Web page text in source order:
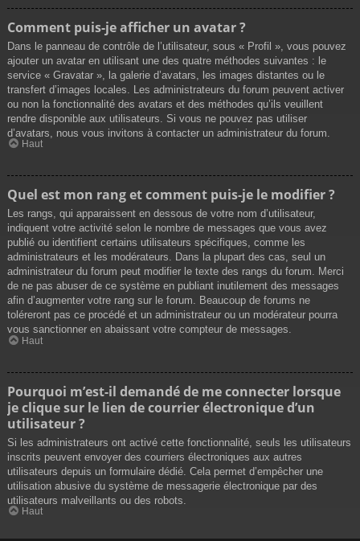
Comment puis-je afficher un avatar ?
Dans le panneau de contrôle de l’utilisateur, sous « Profil », vous pouvez
ajouter un avatar en utilisant une des quatre méthodes suivantes : le
service « Gravatar », la galerie d’avatars, les images distantes ou le
transfert d’images locales. Les administrateurs du forum peuvent activer
ou non la fonctionnalité des avatars et des méthodes qu’ils veuillent
rendre disponible aux utilisateurs. Si vous ne pouvez pas utiliser
d’avatars, nous vous invitons à contacter un administrateur du forum.
Haut
Quel est mon rang et comment puis-je le modifier ?
Les rangs, qui apparaissent en dessous de votre nom d’utilisateur,
indiquent votre activité selon le nombre de messages que vous avez
publié ou identifient certains utilisateurs spécifiques, comme les
administrateurs et les modérateurs. Dans la plupart des cas, seul un
administrateur du forum peut modifier le texte des rangs du forum. Merci
de ne pas abuser de ce système en publiant inutilement des messages
afin d’augmenter votre rang sur le forum. Beaucoup de forums ne
toléreront pas ce procédé et un administrateur ou un modérateur pourra
vous sanctionner en abaissant votre compteur de messages.
Haut
Pourquoi m’est-il demandé de me connecter lorsque
je clique sur le lien de courrier électronique d’un
utilisateur ?
Si les administrateurs ont activé cette fonctionnalité, seuls les utilisateurs
inscrits peuvent envoyer des courriers électroniques aux autres
utilisateurs depuis un formulaire dédié. Cela permet d’empêcher une
utilisation abusive du système de messagerie électronique par des
utilisateurs malveillants ou des robots.
Haut